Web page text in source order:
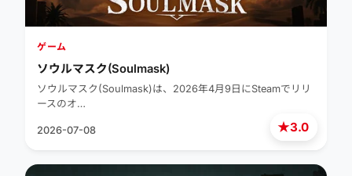
★3.0
ゲーム
ソウルマスク(Soulmask)
ソウルマスク(Soulmask)は、2026年4月9日にSteamでリリ
ースのオ…
2026-07-08